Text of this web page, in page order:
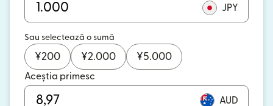
JPY
Sau selectează o sumă
¥200 ¥2.000 ¥5.000
Aceștia primesc
AUD